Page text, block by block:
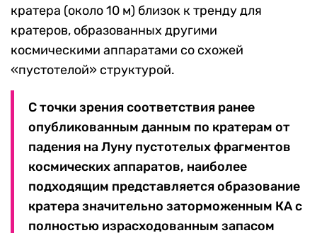
кратера (около 10 м) близок к тренду для
кратеров, образованных другими
космическими аппаратами со схожей
«пустотелой» структурой.
С точки зрения соответствия ранее
опубликованным данным по кратерам от
падения на Луну пустотелых фрагментов
космических аппаратов, наиболее
подходящим представляется образование
кратера значительно заторможенным КА с
полностью израсходованным запасом